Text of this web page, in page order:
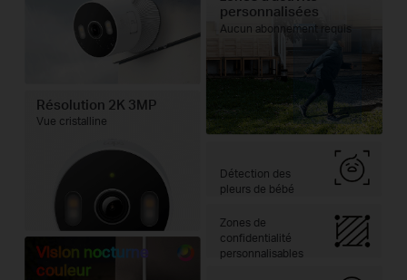
Résolution 2K 3MP
Vue cristalline
Vision nocturne
couleur
personnalisées
Aucun abonnement requis
Zones de
confidentialité
personnalisables
Détection des
pleurs de bébé